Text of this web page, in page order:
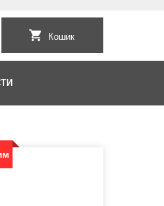
Кошик